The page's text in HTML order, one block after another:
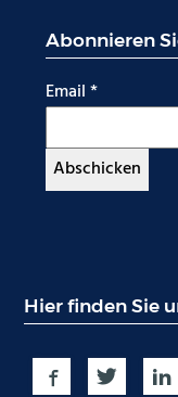
Hier finden Sie
Abonnieren
Email *